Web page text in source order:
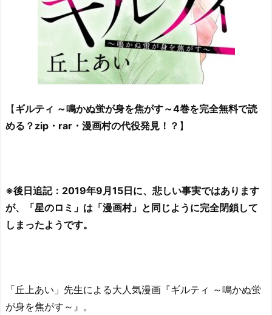
【ギルティ ～鳴かぬ蛍が身を焦がす～4巻を完全無料で読
める？zip・rar・漫画村の代役発見！？ 】
※後日追記：2019年9月15日に、悲しい事実ではあります
が、「星のロミ」は「漫画村」と同じように完全閉鎖して
しまったようです。
「丘上あい」先生による大人気漫画『ギルティ ～鳴かぬ蛍
が身を焦がす～』。